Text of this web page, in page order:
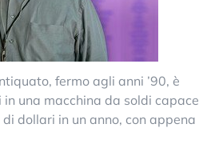
fermo agli anni ’90, è
una macchina da soldi capace
dollari in un anno, con appena